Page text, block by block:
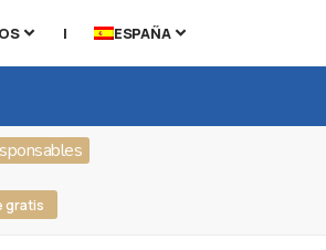
| ESPAÑA
gratis